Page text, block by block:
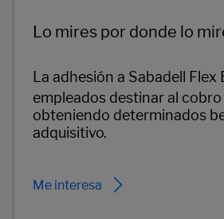
Lo mires por donde lo
La adhesión a Sabadell
empleados destinar al
obteniendo determinados
adquisitivo.
Me interesa